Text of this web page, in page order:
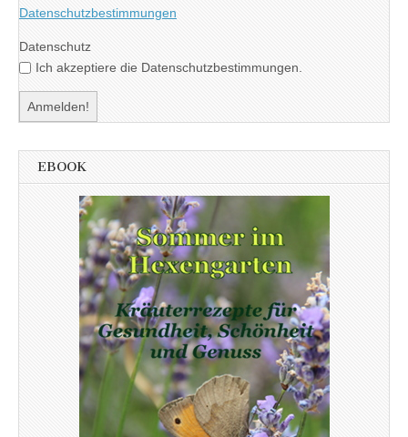
Datenschutzbestimmungen
Datenschutz
Ich akzeptiere die Datenschutzbestimmungen.
EBOOK